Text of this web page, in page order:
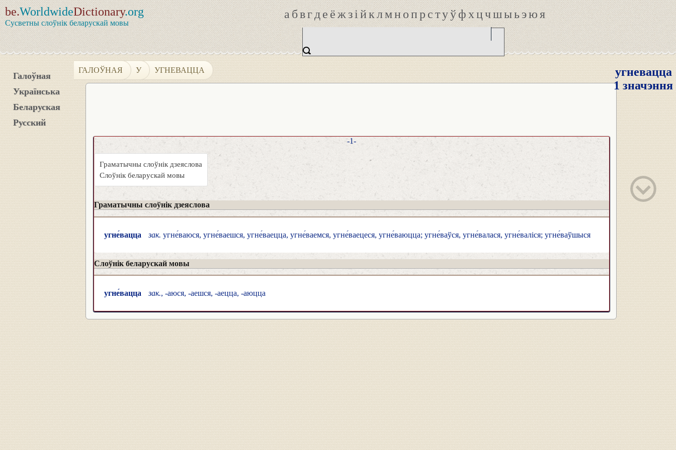
be.WorldwideDictionary.org
Сусветны слоўнік беларускай мовы
абвгдеёжзійклмнопрстуўфхцчшыьэюя
Галоўная
Українська
Беларуская
Русский
ГАЛОЎНАЯ У УГНЕВАЦЦА
угневацца
1 значэння
-1-
Граматычны слоўнік дзеяслова
Слоўнік беларускай мовы
Граматычны слоўнік дзеяслова
угне́вацца зак. угне́ваюся, угне́ваешся, угне́ваецца, угне́ваемся, угне́ваецеся, угне́ваюцца; угне́ваўся, угне́валася, угне́валіся; угне́ваўшыся
Слоўнік беларускай мовы
угне́вацца зак., -аюся, -аешся, -аецца, -аюцца